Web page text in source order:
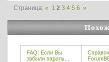
Страница:« 1 2 3 4 5 6 »
FAQ: Если Вы
забыли пароль...